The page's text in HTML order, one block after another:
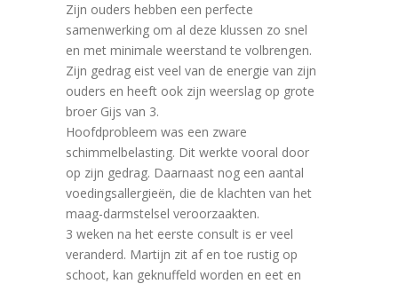
Zijn ouders hebben een perfecte
samenwerking om al deze klussen zo snel
en met minimale weerstand te volbrengen.
Zijn gedrag eist veel van de energie van zijn
ouders en heeft ook zijn weerslag op grote
broer Gijs van 3.
Hoofdprobleem was een zware
schimmelbelasting. Dit werkte vooral door
op zijn gedrag. Daarnaast nog een aantal
voedingsallergieën, die de klachten van het
maag-darmstelsel veroorzaakten.
3 weken na het eerste consult is er veel
veranderd. Martijn zit af en toe rustig op
schoot, kan geknuffeld worden en eet en